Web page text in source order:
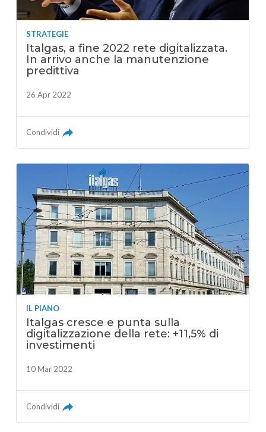
STRATEGIE
Italgas, a fine 2022 rete digitalizzata.
In arrivo anche la manutenzione
predittiva
26 Apr 2022
Condividi
IL PIANO
Italgas cresce e punta sulla
digitalizzazione della rete: +11,5% di
investimenti
10 Mar 2022
Condividi